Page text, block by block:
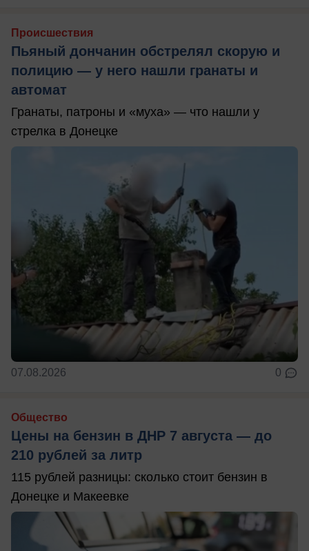
Происшествия
Пьяный дончанин обстрелял скорую и
полицию — у него нашли гранаты и
автомат
Гранаты, патроны и «муха» — что нашли у
стрелка в Донецке
07.08.2026 0
Общество
Цены на бензин в ДНР 7 августа — до
210 рублей за литр
115 рублей разницы: сколько стоит бензин в
Донецке и Макеевке